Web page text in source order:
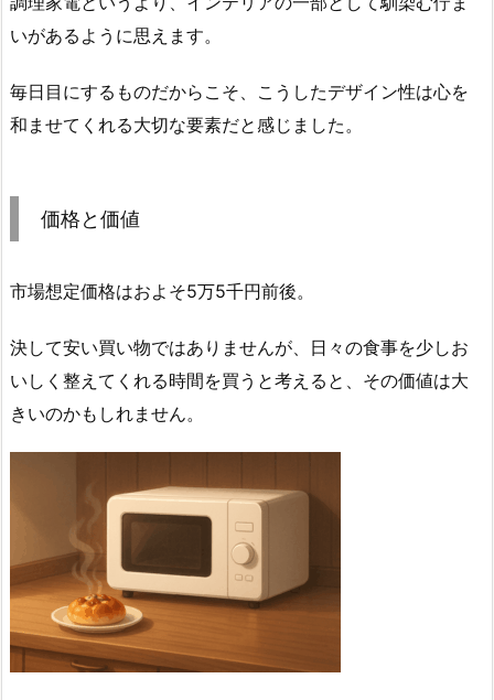
いがあるように思えます。
毎日目にするものだからこそ、こうしたデザイン性は心を
和ませてくれる大切な要素だと感じました。
価格と価値
市場想定価格はおよそ5万5千円前後。
決して安い買い物ではありませんが、日々の食事を少しお
いしく整えてくれる時間を買うと考えると、その価値は大
きいのかもしれません。